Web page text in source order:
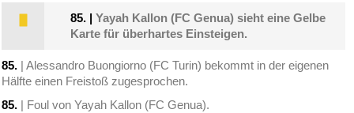
85. |Yayah Kallon (FC Genua) sieht eine Gelbe
Karte für überhartes Einsteigen.
85. | Alessandro Buongiorno (FC Turin) bekommt in der eigenen
Hälfte einen Freistoß zugesprochen.
85. | Foul von Yayah Kallon (FC Genua).